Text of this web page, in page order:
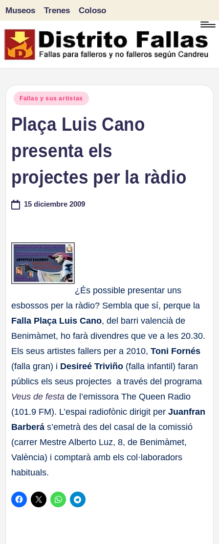
Saltar
al
Museos Trenes Coloso
Publicado
Fallas y sus artistas
Plaça Luis Cano
presenta els
projectes per la ràdio
15 diciembre 2009
¿És possible presentar uns
esbossos per la ràdio? Sembla que sí, perque la
Falla Plaça Luis Cano, del barri valencià de
Benimàmet, ho farà divendres que ve a les 20.30.
Els seus artistes fallers per a 2010,Toni Fornés
(falla gran) i Desireé Triviño (falla infantil) faran
públics els seus projectes a través del programa
Veus de festa de l’emissora The Queen Radio
(101.9 FM). L’espai radiofònic dirigit perJuanfran
Barberás’emetrà des del casal de la comissió
(carrer Mestre Alberto Luz, 8, de Benimàmet,
València) i comptarà amb els col·laboradors
habituals.